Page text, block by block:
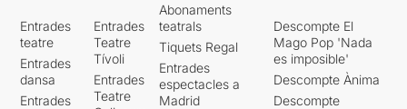
Entrades
teatre
Entrades
dansa
Entrades
Entrades
Teatre
Tívoli
Entrades
Teatre
Abonaments
teatrals
Tiquets Regal
Entrades
espectacles a
Madrid
Descompte El
Mago Pop 'Nada
es imposible'
Descompte Ànima
Descompte